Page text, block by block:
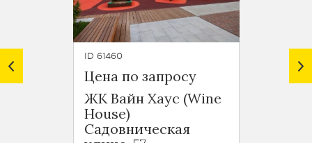
ID 61460
Цена по запросу
ЖК Вайн Хаус (Wine
House)
Садовническая